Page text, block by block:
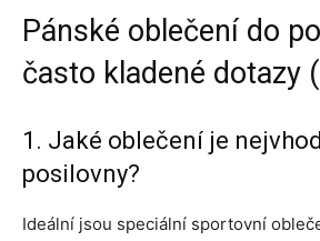
Pánské oblečení do
často kladené dotazy
1. Jaké oblečení je
posilovny?
Ideální jsou speciální sportovní